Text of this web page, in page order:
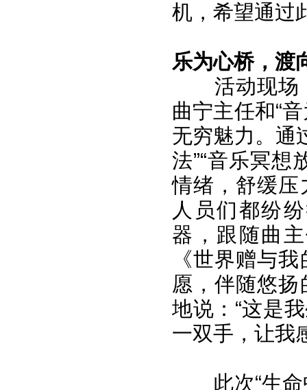
机，希望通过
乐为心桥，渡
活动现场
曲宁主任和“
无穷魅力。通
法”“音乐冥想
情绪，舒缓压
人员们都纷
器，跟随曲
《世界赠与
愿，伴随悠
地说：“这是
一双手，让我
此次“生